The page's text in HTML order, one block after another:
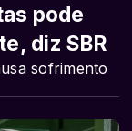
pode
diz SBR
sofrimento